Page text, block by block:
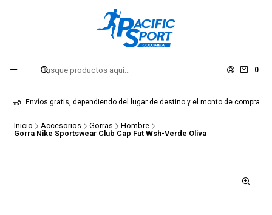
0
Envíos gratis, dependiendo del lugar de destino y el monto de compra
Inicio Accesorios Gorras
Hombre
Gorra Nike Sportswear Club Cap Fut Wsh-Verde Oliva